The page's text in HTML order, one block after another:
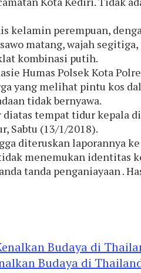
kelamin perempuan,
matang, wajah
kombinasi putih.
Humas Polsek Kota
yang melihat pintu kos
tidak bernyawa.
tempat tidur kepala
Sabtu (13/1/2018).
diteruskan laporannya
menemukan identitas
tanda penganiayaan .
Budaya di